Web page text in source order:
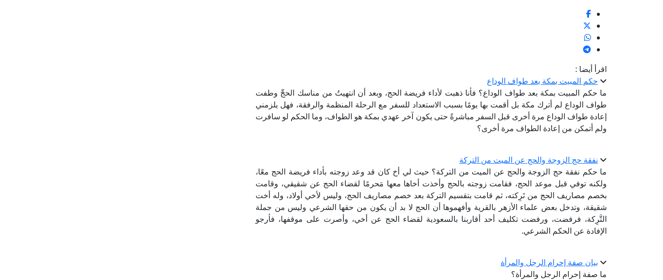
اقرأ أيضا :
حكم المبيت بمكة بعد طواف الوداع
ما حكم المبيت بمكة بعد طواف الوداع؟ فأنا ذهبت لأداء فريضة الحج، وبعد أن انتهيتُ من مناسك الحجِّ وطفت
طواف الوداع لم أترك مكة بل أقمت بها يومًا بسبب الاستعداد للسفر مع الرحلة المنظمة والرفقة، فهل يلزمني
إعادة طواف الوداع مرة أخرى قبل السفر مباشرةً حتى يكون آخر عهدي بمكة هو الطواف، وما الحكم لو سافرت
ولم أتمكن من إعادة الطواف مرة أخرى؟
نفقة حج الزوجة والحج عن الميت من التركة
ما حكم نفقة حج الزوجة والحج عن الميت من التركة؟ حيث لي أخ كان قد وعد زوجته بأداء فريضة الحج معًا،
ولكنه توفي قبل موعد الحج، فقامت زوجته بالحج وأخذت أخاها معها مَحرمًا لقضاء الحج عن شقيقي، وقامت
بخصم مصاريف الحج من تَرِكته، ثم قامت بتقسيم التركة بعد خصم مصاريف الحج، وليس لأخي أولاد، وله أخت
شقيقة، وتدخل بعض علماء الأزهر بالقرية وأفهموها أن الحج لا بد أن يكون من حقها الشرعي وليس من جملة
التَّرِكة، فرفضت، ورفضت تكليف أحد أقاربنا بالسعودية لقضاء الحج عن أخي، وأصرت على موقفها، فأرجو
الإفادة عن الحكم الشرعي.
بيان صفة إحرام الرجل والمرأة
ما صفة إحرام الرجل والمرأة؟